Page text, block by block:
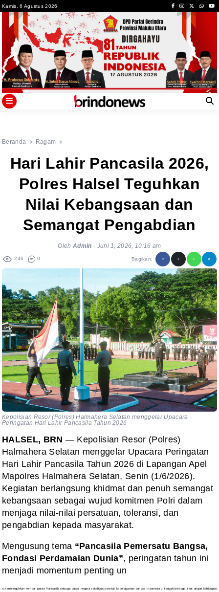
toKamis, 6 Agustus 2026
Beranda Ragam
Hari Lahir Pancasila 2026,
Polres Halsel Teguhkan
Nilai Kebangsaan dan
Semangat Pengabdian
Oleh Admin - Juni 1, 2026, 10:16 am
246 0 Bagikan:
Kepolisian Resor (Polres) Halmahera Selatan menggelar Upacara
Peringatan Hari Lahir Pancasila Tahun 2026
HALSEL, BRN — Kepolisian Resor (Polres)
Halmahera Selatan menggelar Upacara Peringatan
Hari Lahir Pancasila Tahun 2026 di Lapangan Apel
Mapolres Halmahera Selatan, Senin (1/6/2026).
Kegiatan berlangsung khidmat dan penuh semangat
kebangsaan sebagai wujud komitmen Polri dalam
menjaga nilai-nilai persatuan, toleransi, dan
pengabdian kepada masyarakat.
Mengusung tema “Pancasila Pemersatu Bangsa,
Fondasi Perdamaian Dunia”, peringatan tahun ini
menjadi momentum penting un
tuk meneguhkan kembali peran Pancasila sebagai dasar negara sekaligus perekat keberagaman bangsa Indonesia di tengah berbagai tant angan kehidupan